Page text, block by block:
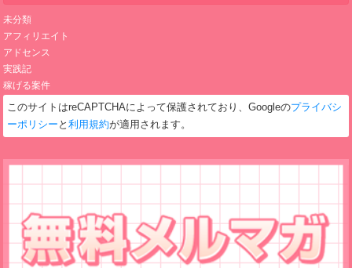
未分類
アフィリエイト
アドセンス
実践記
稼げる案件
このサイトはreCAPTCHAによって保護されており、Googleのプライバシ
ーポリシー と利用規約が適用されます。